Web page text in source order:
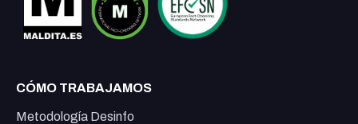
CÓMO TRABAJAMOS
Metodología Desinfo